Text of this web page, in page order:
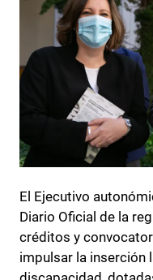
El Ejecutivo
Diario Oficial de la
créditos y
impulsar la inserción